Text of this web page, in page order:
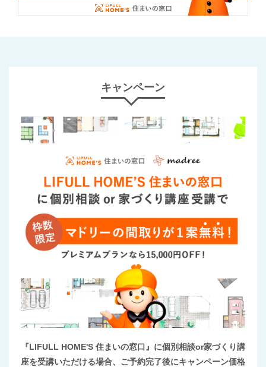
キャンペーン
『LIFULL HOME'S 住まいの窓口』に個別相談or家づくり講
座を受講いただける場合、ご予約完了後にキャンペーン価格